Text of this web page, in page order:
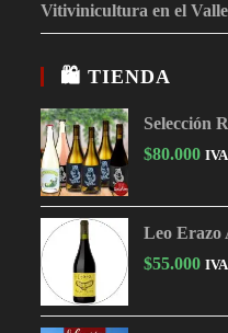
Vitivinicultura en el
🛍 TIENDA
Selección
$80.000
Leo Erazo
$55.000